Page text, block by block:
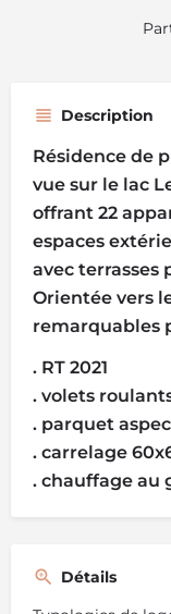
Description
Résidence de
vue sur le lac
offrant 22
espaces
avec terrasses
Orientée vers
remarquables
. RT 2021
. volets
. parquet
. carrelage
. chauffage au
Détails